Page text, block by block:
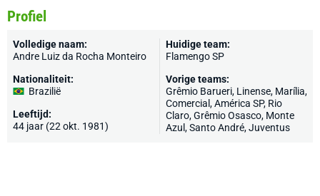
Profiel
Volledige naam:
Andre Luiz da Rocha Monteiro
Nationaliteit:
Brazilië
Leeftijd:
44 jaar (22 okt. 1981)
Huidige team:
Flamengo SP
Vorige teams:
Grêmio Barueri, Linense, Marília,
Comercial, América SP, Rio
Claro, Grêmio Osasco, Monte
Azul, Santo André, Juventus